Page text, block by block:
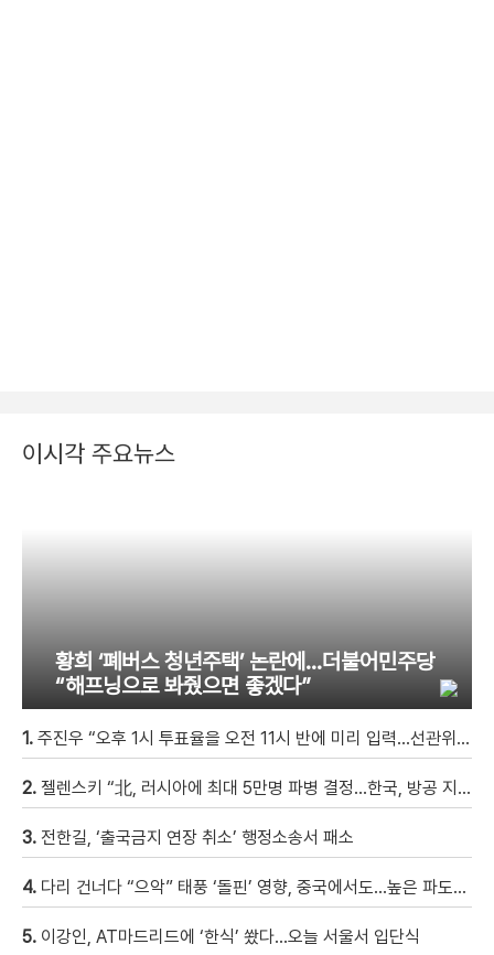
이시각 주요뉴스
황희 ‘폐버스 청년주택’ 논란에…더불어민주당
“해프닝으로 봐줬으면 좋겠다”
1. 주진우 “오후 1시 투표율을 오전 11시 반에 미리 입력…선관위 ‘타임머신 조작‘” [현장영상]
2. 젤렌스키 “北, 러시아에 최대 5만명 파병 결정…한국, 방공 지원해달라”
3. 전한길, ‘출국금지 연장 취소’ 행정소송서 패소
4. 다리 건너다 “으악” 태풍 ‘돌핀’ 영향, 중국에서도…높은 파도에 휩쓸려 9세 아이 실종 [현장영상]
5. 이강인, AT마드리드에 ‘한식’ 쐈다…오늘 서울서 입단식